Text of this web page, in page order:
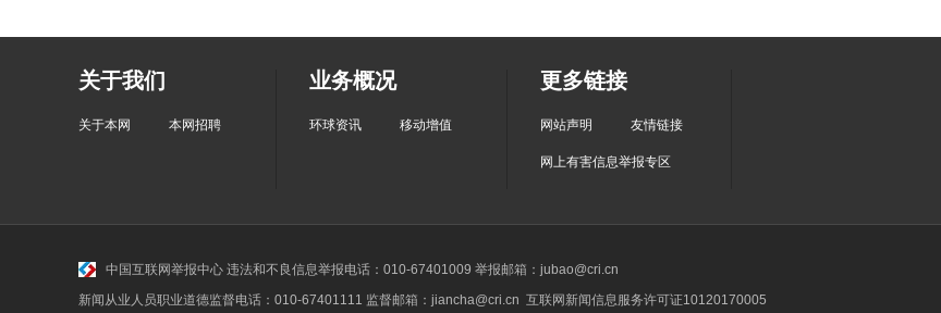
关于我们
关于本网 本网招聘
业务概况
环球资讯 移动增值
更多链接
网站声明 友情链接
网上有害信息举报专区
中国互联网举报中心 违法和不良信息举报电话：010-67401009 举报邮箱：jubao@cri.cn
新闻从业人员职业道德监督电话：010-67401111 监督邮箱：jiancha@cri.cn 互联网新闻信息服务许可证10120170005